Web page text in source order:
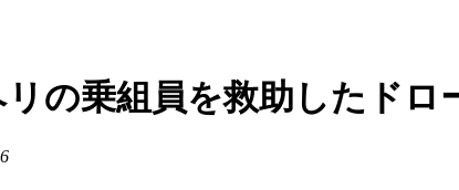
の乗組員を救助したドロ